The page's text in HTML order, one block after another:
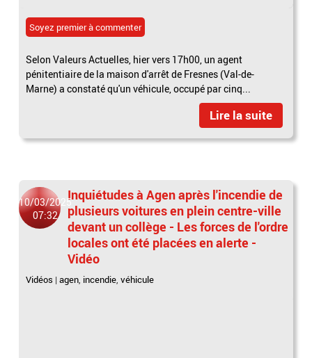
Soyez premier à commenter
Selon Valeurs Actuelles, hier vers 17h00, un agent
pénitentiaire de la maison d'arrêt de Fresnes (Val-de-
Marne) a constaté qu'un véhicule, occupé par cinq...
Lire la suite
10/03/2025
07:32
Inquiétudes à Agen après l'incendie de
plusieurs voitures en plein centre-ville
devant un collège - Les forces de l'ordre
locales ont été placées en alerte -
Vidéo
Vidéos |agen incendie ,véhicule